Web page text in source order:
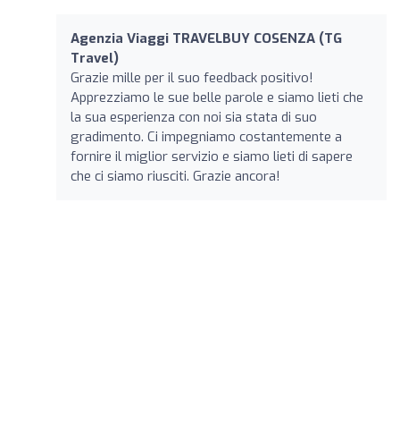
Agenzia Viaggi TRAVELBUY COSENZA (TG
Travel)
Grazie mille per il suo feedback positivo!
Apprezziamo le sue belle parole e siamo lieti che
la sua esperienza con noi sia stata di suo
gradimento. Ci impegniamo costantemente a
fornire il miglior servizio e siamo lieti di sapere
che ci siamo riusciti. Grazie ancora!